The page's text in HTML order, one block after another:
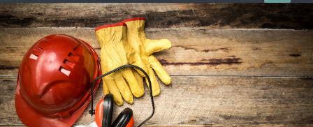
Cerca
corsiInvia